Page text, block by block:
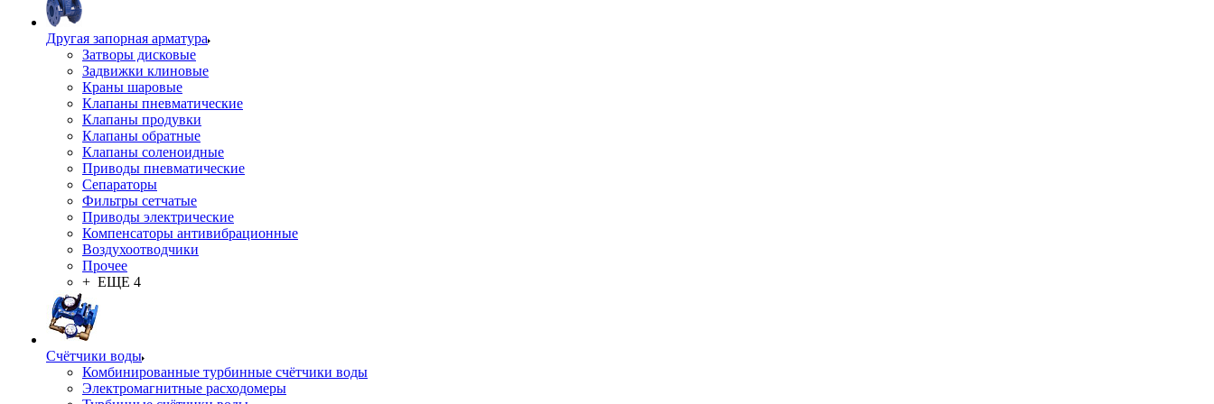
Другая запорная арматура
Затворы дисковые
Задвижки клиновые
Краны шаровые
Клапаны пневматические
Клапаны продувки
Клапаны обратные
Клапаны соленоидные
Приводы пневматические
Сепараторы
Фильтры сетчатые
Приводы электрические
Компенсаторы антивибрационные
Воздухоотводчики
Прочее
+ ЕЩЕ 4
Счётчики воды
Комбинированные турбинные счётчики воды
Электромагнитные расходомеры